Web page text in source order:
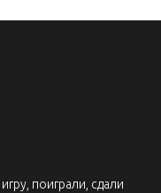
поиграли, сдали